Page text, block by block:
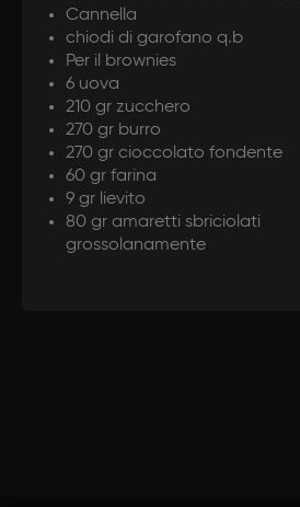
Cannella
chiodi di garofano q.b
Per il brownies
6 uova
210 gr zucchero
270 gr burro
270 gr cioccolato fondente
60 gr farina
9 gr lievito
80 gr amaretti sbriciolati
grossolanamente